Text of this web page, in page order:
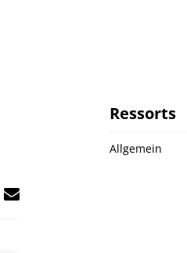
Ressorts
Allgemein